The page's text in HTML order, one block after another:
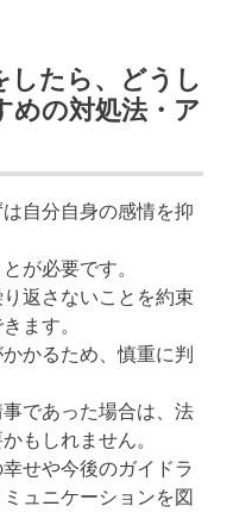
したら、どうし
めの対処法・ア
自分自身の感情を抑
が必要です。
返さないことを約束
ます。
かるため、慎重に判
であった場合は、法
もしれません。
せや今後のガイドラ
ュニケーションを図